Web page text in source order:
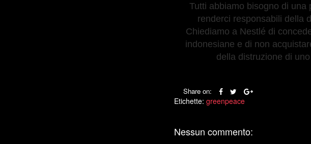
Tutti abbiamo bisogno di una
renderci responsabili della
Chiediamo a Nestlé di
indonesiane e di non
della distruzione di
Share on:
Etichette: greenpeace
Nessun commento: